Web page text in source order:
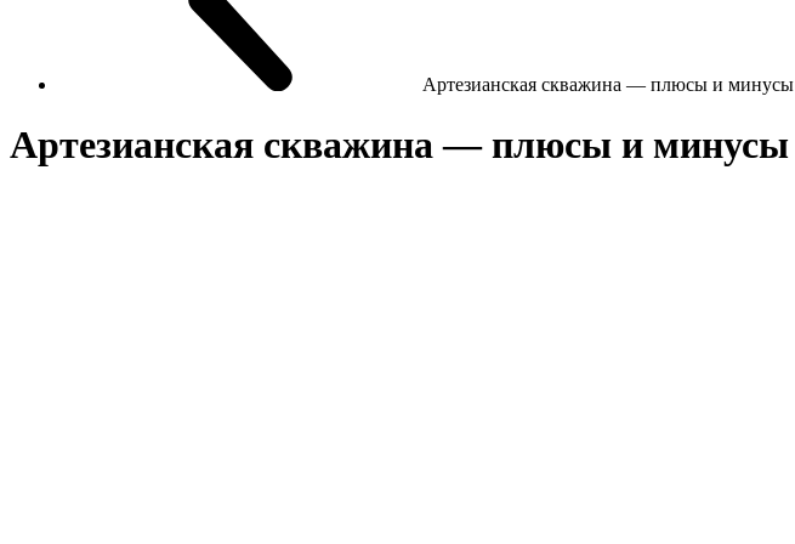
Артезианская скважина — плюсы и минусы
Артезианская скважина — плюсы и минусы